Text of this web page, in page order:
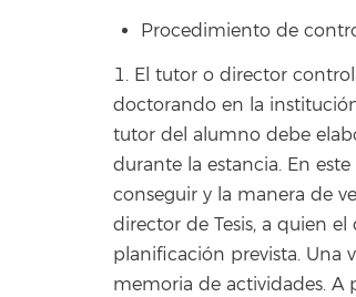
Procedimiento de
1. El tutor o director
doctorando en la
tutor del alumno debe
durante la estancia. En
conseguir y la manera de
director de Tesis, a quien
planificación prevista. Una
memoria de actividades. A